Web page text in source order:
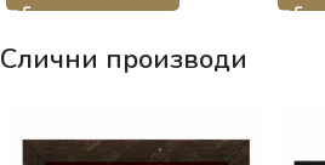
Слични производи